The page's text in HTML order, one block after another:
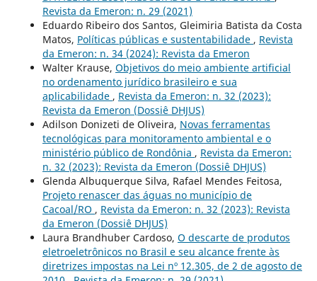
Revista da Emeron: n. 29 (2021)
Eduardo Ribeiro dos Santos, Gleimiria Batista da Costa
Matos, Políticas públicas e sustentabilidade , Revista
da Emeron: n. 34 (2024): Revista da Emeron
Walter Krause, Objetivos do meio ambiente artificial
no ordenamento jurídico brasileiro e sua
aplicabilidade , Revista da Emeron: n. 32 (2023):
Revista da Emeron (Dossiê DHJUS)
Adilson Donizeti de Oliveira, Novas ferramentas
tecnológicas para monitoramento ambiental e o
ministério público de Rondônia , Revista da Emeron:
n. 32 (2023): Revista da Emeron (Dossiê DHJUS)
Glenda Albuquerque Silva, Rafael Mendes Feitosa,
Projeto renascer das águas no município de
Cacoal/RO , Revista da Emeron: n. 32 (2023): Revista
da Emeron (Dossiê DHJUS)
Laura Brandhuber Cardoso, O descarte de produtos
eletroeletrônicos no Brasil e seu alcance frente às
diretrizes impostas na Lei nº 12.305, de 2 de agosto de